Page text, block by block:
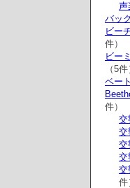
声
バッ
ビー
件）
ビー
（5件
ベー
件）
交
交
交
交
交
件